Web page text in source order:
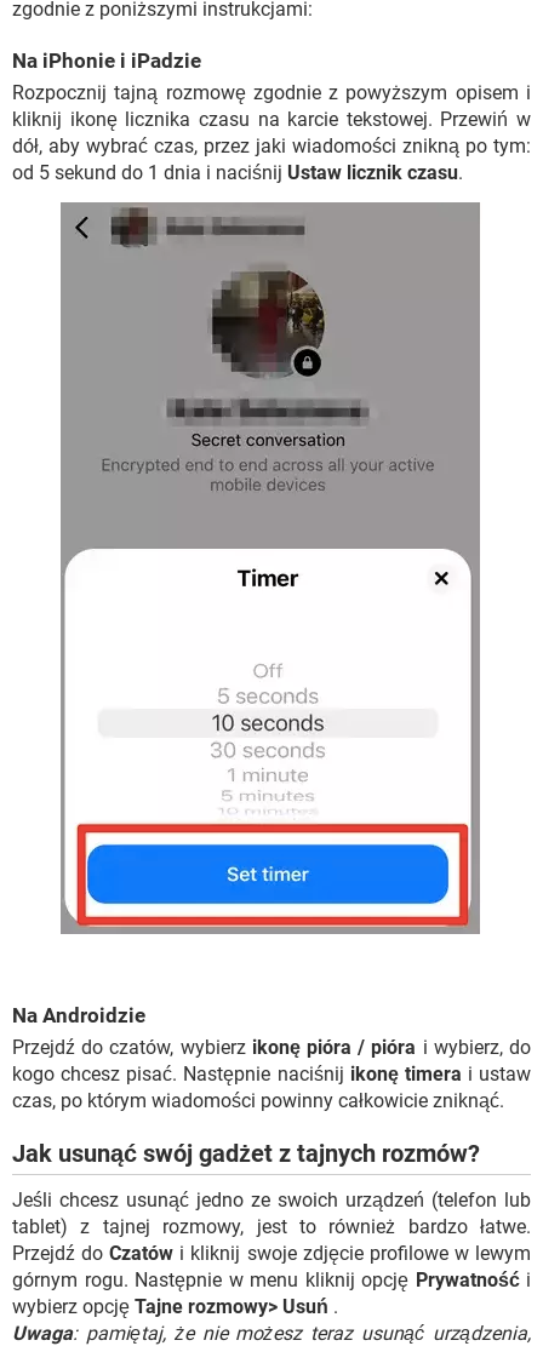
zgodnie z poniższymi instrukcjami:
Na iPhonie i iPadzie
Rozpocznij tajną rozmowę zgodnie z powyższym opisem i
kliknij ikonę licznika czasu na karcie tekstowej. Przewiń w
dół, aby wybrać czas, przez jaki wiadomości znikną po tym:
od 5 sekund do 1 dnia i naciśnij Ustaw licznik czasu.
Na Androidzie
Przejdź do czatów, wybierz ikonę pióra / pióra i wybierz, do
kogo chcesz pisać. Następnie naciśnij ikonę timera i ustaw
czas, po którym wiadomości powinny całkowicie zniknąć.
Jak usunąć swój gadżet z tajnych rozmów?
Jeśli chcesz usunąć jedno ze swoich urządzeń (telefon lub
tablet) z tajnej rozmowy, jest to również bardzo łatwe.
Przejdź doCzatów i kliknij swoje zdjęcie profilowe w lewym
górnym rogu. Następnie w menu kliknij opcję Prywatnośći
wybierz opcję Tajne rozmowy> Usuń .
Uwaga: pamiętaj, że nie możesz teraz usunąć urządzenia,